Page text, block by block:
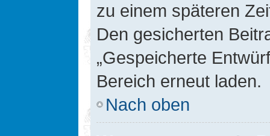
zu einem späteren
Den gesicherten
„Gespeicherte
Bereich erneut laden.
Nach oben